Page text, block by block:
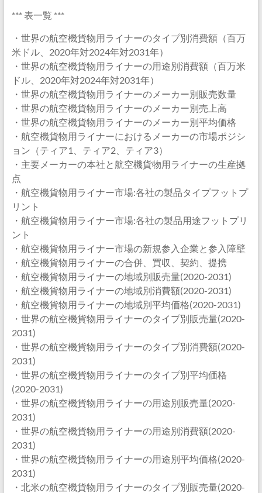
*** 表一覧 ***
・世界の航空機貨物用ライナーのタイプ別消費額（百万
米ドル、2020年対2024年対2031年）
・世界の航空機貨物用ライナーの用途別消費額（百万米
ドル、2020年対2024年対2031年）
・世界の航空機貨物用ライナーのメーカー別販売数量
・世界の航空機貨物用ライナーのメーカー別売上高
・世界の航空機貨物用ライナーのメーカー別平均価格
・航空機貨物用ライナーにおけるメーカーの市場ポジシ
ョン（ティア1、ティア2、ティア3）
・主要メーカーの本社と航空機貨物用ライナーの生産拠
点
・航空機貨物用ライナー市場:各社の製品タイプフットプ
リント
・航空機貨物用ライナー市場:各社の製品用途フットプリ
ント
・航空機貨物用ライナー市場の新規参入企業と参入障壁
・航空機貨物用ライナーの合併、買収、契約、提携
・航空機貨物用ライナーの地域別販売量(2020-2031)
・航空機貨物用ライナーの地域別消費額(2020-2031)
・航空機貨物用ライナーの地域別平均価格(2020-2031)
・世界の航空機貨物用ライナーのタイプ別販売量(2020-
2031)
・世界の航空機貨物用ライナーのタイプ別消費額(2020-
2031)
・世界の航空機貨物用ライナーのタイプ別平均価格
(2020-2031)
・世界の航空機貨物用ライナーの用途別販売量(2020-
2031)
・世界の航空機貨物用ライナーの用途別消費額(2020-
2031)
・世界の航空機貨物用ライナーの用途別平均価格(2020-
2031)
・北米の航空機貨物用ライナーのタイプ別販売量(2020-